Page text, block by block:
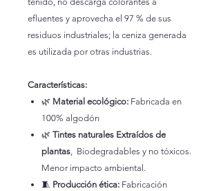
efluentes y aprovecha el 97 % de sus
residuos industriales; la ceniza generada
es utilizada por otras industrias.
Características:
🌿 Material ecológico: Fabricada en
100% algodón
🌿 Tintes naturales Extraídos de
plantas, Biodegradables y no tóxicos.
Menor impacto ambiental.
🧵 Producción ética: Fabricación